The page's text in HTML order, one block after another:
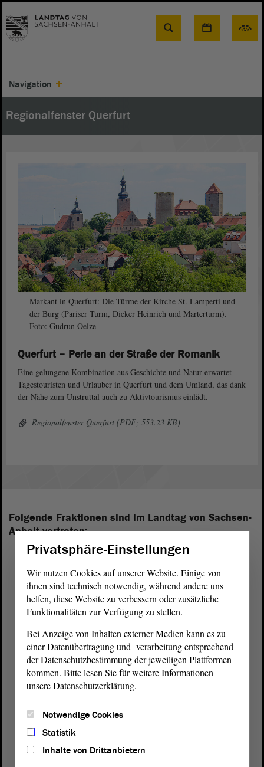
Suche
Navigation
Regionalfenster Querfurt
Markant in Querfurt: Die Türme der Kirche St. Lamperti und
der Burg (Pariser Turm, Dicker Heinrich und Marterturm).
Foto: Gudrun Oelze
Querfurt – Perle an der Straße der Romanik
Eine gelungene Kombination aus Geschichte und Natur erwartet
Tagestouristen und Urlauber in Querfurt und dem Umland, das dank
der Nähe zum Unstruttal auch zu Aktivtourismus einlädt.
Regionalfenster Querfurt (PDF; 553.23 KB)
Folgende Fraktionen sind im Landtag von Sachsen-
Anhalt vertreten:
Postanschrift
Privatsphäre-Einstellungen
Wir nutzen Cookies auf unserer Website. Einige von
ihnen sind technisch notwendig, während andere uns
helfen, diese Website zu verbessern oder zusätzliche
Funktionalitäten zur Verfügung zu stellen.
Bei Anzeige von Inhalten externer Medien kann es zu
einer Datenübertragung und -verarbeitung entsprechend
der Datenschutzbestimmung der jeweiligen Plattformen
kommen. Bitte lesen Sie für weitere Informationen
unsere Datenschutzerklärung.
Notwendige Cookies
Statistik
Inhalte von Drittanbietern